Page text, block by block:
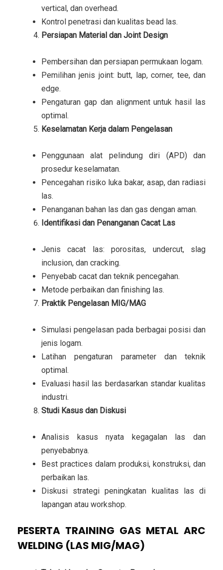
vertical, dan overhead.
Kontrol penetrasi dan kualitas bead las.
Persiapan Material dan Joint Design
Pembersihan dan persiapan permukaan logam.
Pemilihan jenis joint: butt, lap, corner, tee, dan
edge.
Pengaturan gap dan alignment untuk hasil las
optimal.
Keselamatan Kerja dalam Pengelasan
Penggunaan alat pelindung diri (APD) dan
prosedur keselamatan.
Pencegahan risiko luka bakar, asap, dan radiasi
las.
Penanganan bahan las dan gas dengan aman.
Identifikasi dan Penanganan Cacat Las
Jenis cacat las: porositas, undercut, slag
inclusion, dan cracking.
Penyebab cacat dan teknik pencegahan.
Metode perbaikan dan finishing las.
Praktik Pengelasan MIG/MAG
Simulasi pengelasan pada berbagai posisi dan
jenis logam.
Latihan pengaturan parameter dan teknik
optimal.
Evaluasi hasil las berdasarkan standar kualitas
industri.
Studi Kasus dan Diskusi
Analisis kasus nyata kegagalan las dan
penyebabnya.
Best practices dalam produksi, konstruksi, dan
perbaikan las.
Diskusi strategi peningkatan kualitas las di
lapangan atau workshop.
PESERTA TRAINING GAS METAL ARC
WELDING (LAS MIG/MAG)